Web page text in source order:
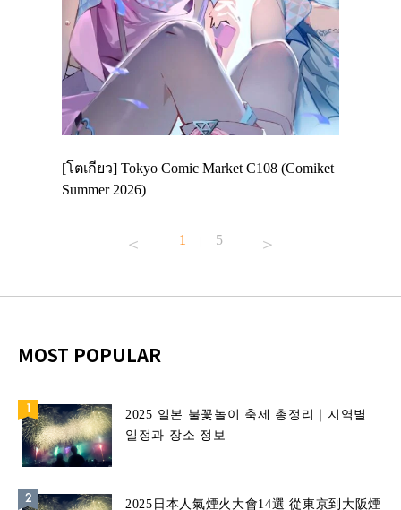
[โตเกียว] Tokyo Comic Market C108 (Comiket
Summer 2026)
1 | 5
MOST POPULAR
2025 일본 불꽃놀이 축제 총정리｜지역별
일정과 장소 정보
2025日本人氣煙火大會14選 從東京到大阪煙